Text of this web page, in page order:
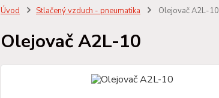
Úvod Stlačený vzduch - pneumatika Olejovač A2L-10
Olejovač A2L-10